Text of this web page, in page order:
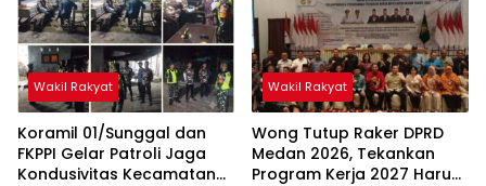
Wakil Rakyat
Koramil 01/Sunggal dan
FKPPI Gelar Patroli Jaga
Kondusivitas Kecamatan
Wakil Rakyat
Wong Tutup Raker DPRD
Medan 2026, Tekankan
Program Kerja 2027 Harus